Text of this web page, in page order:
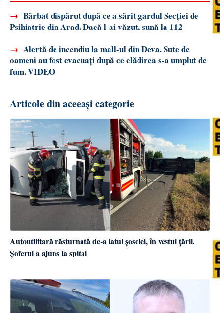
→ Bărbat dispărut după ce a sărit gardul Secției de
Psihiatrie din Arad. Dacă l-ai văzut, sună la 112
→ Alertă de incendiu la mall-ul din Deva. Sute de
oameni au fost evacuați după ce clădirea s-a umplut de
fum. VIDEO
Articole din aceeași categorie
Autoutilitară răsturnată de-a latul șoselei, în vestul țării.
Șoferul a ajuns la spital